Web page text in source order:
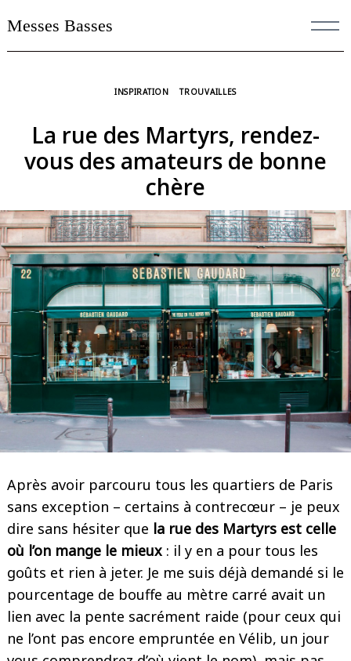
to
content
Messes Basses
INSPIRATION TROUVAILLES
La rue des Martyrs, rendez-
vous des amateurs de bonne
chère
Après avoir parcouru tous les quartiers de Paris
sans exception – certains à contrecœur – je peux
dire sans hésiter que la rue des Martyrs est celle
où l’on mange le mieux : il y en a pour tous les
goûts et rien à jeter. Je me suis déjà demandé si le
pourcentage de bouffe au mètre carré avait un
lien avec la pente sacrément raide (pour ceux qui
ne l’ont pas encore empruntée en Vélib, un jour